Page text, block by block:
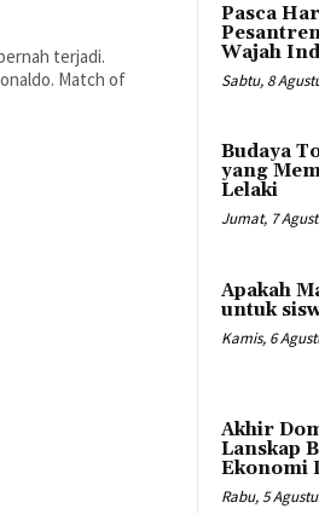
terjadi.
Match of
Pasca
Wajah
Sabtu, 8
Budaya
yang
Lelaki
Jumat, 7
Apakah
untuk
Kamis, 6
Akhir
Lanskap
Ekonomi
Rabu, 5